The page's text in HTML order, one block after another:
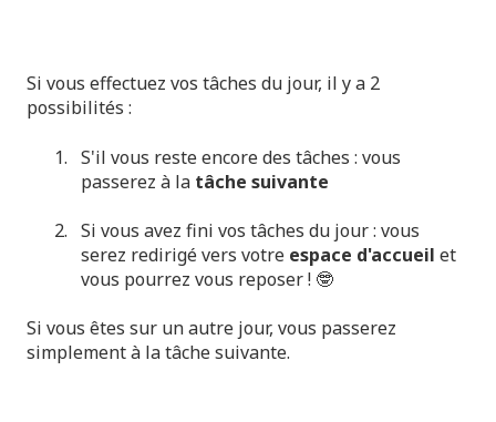
Si vous effectuez vos tâches du jour, il y a 2
possibilités :
S'il vous reste encore des tâches : vous
passerez à la tâche suivante
Si vous avez fini vos tâches du jour : vous
serez redirigé vers votre espace d'accueil et
vous pourrez vous reposer ! 🤓
Si vous êtes sur un autre jour, vous passerez
simplement à la tâche suivante.